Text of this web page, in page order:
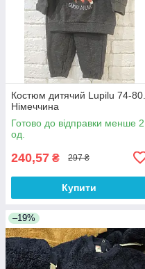
Костюм дитячий Lupilu 74-80.
Німеччина
Готово до відправки менше 2
од.
240,57 ₴ 297 ₴
Купити
–19%